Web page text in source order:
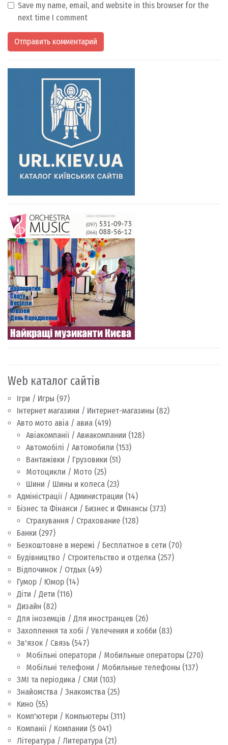
Web каталог сайтів
Ігри / Игры (97)
Інтернет магазини / Интернет-магазины (82)
Авто мото авіа / авиа (419)
Авіакомпанії / Авиакомпании (128)
Автомобілі / Автомобили (153)
Вантажівки / Грузовики (51)
Мотоцикли / Мото (25)
Шини / Шины и колеса (23)
Адміністрації / Администрации (14)
Бізнес та Фінанси / Бизнес и Финансы (373)
Страхування / Страхование (128)
Банки (297)
Безкоштовне в мережі / Бесплатное в сети (70)
Будівництво / Строительство и отделка (257)
Відпочинок / Отдых (49)
Гумор / Юмор (14)
Діти / Дети (116)
Дизайн (82)
Для іноземців / Для иностранцев (26)
Захоплення та хобі / Увлечения и хобби (83)
Зв'язок / Связь (547)
Мобільні оператори / Мобильные операторы (270)
Мобільні телефони / Мобильные телефоны (137)
ЗМІ та періодика / СМИ (103)
Знайомства / Знакомства (25)
Кино (55)
Комп'ютери / Компьютеры (311)
Компанії / Компании (5 041)
Література / Литература (21)
Save my name, email, and website in this browser for the
next time I comment